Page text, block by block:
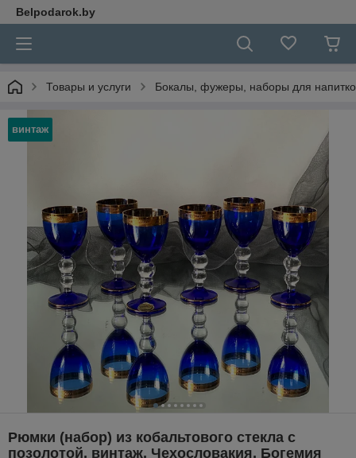
Belpodarok.by
Товары и услуги Бокалы, фужеры, наборы для
винтаж
Рюмки (набор) из кобальтового стекла с
позолотой, винтаж, Чехословакия, Богемия